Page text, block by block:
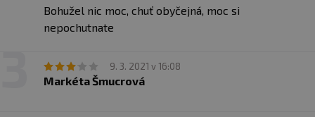
Bohužel nic moc, chuť obyčejná, moc si
nepochutnate
9. 3. 2021 v 16:08
Markéta Šmucrová